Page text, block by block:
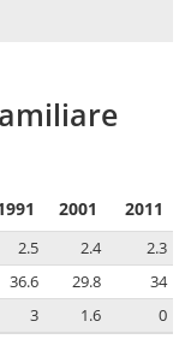
2001 2011
2.5 2.4
2.3
36.6 29.8
34
3 1.6 0